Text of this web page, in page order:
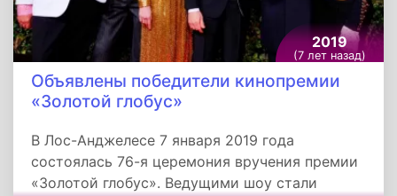
2019
(7 лет назад)
Объявлены победители кинопремии
«Золотой глобус»
В Лос-Анджелесе 7 января 2019 года
состоялась 76-я церемония вручения премии
«Золотой глобус». Ведущими шоу стали